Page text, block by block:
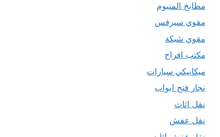
مطابخ المنيوم
مقوي سيرفس
مقوي شبكة
مكتب افراح
ميكانيكي سيارات
نجار فتح ابواب
نقل اثاث
نقل عفش